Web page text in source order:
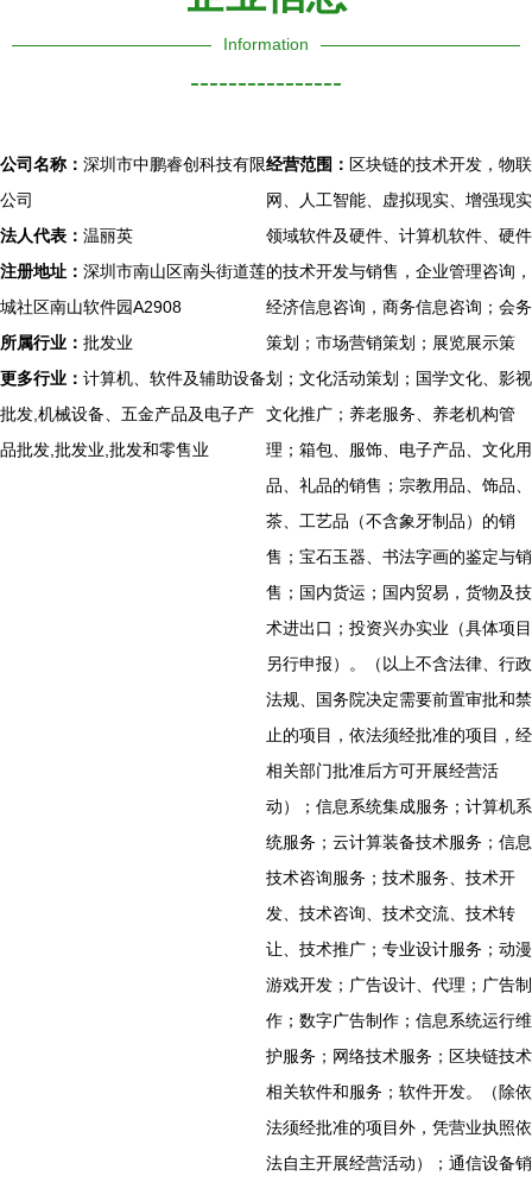
Information
----------------
公司名称： 深圳市中鹏睿创科技有限
公司
法人代表： 温丽英
注册地址： 深圳市南山区南头街道莲
城社区南山软件园A2908
所属行业： 批发业
更多行业： 计算机、软件及辅助设备
批发,机械设备、五金产品及电子产
品批发,批发业,批发和零售业
经营范围： 区块链的技术开发，物联
网、人工智能、虚拟现实、增强现实
领域软件及硬件、计算机软件、硬件
的技术开发与销售，企业管理咨询，
经济信息咨询，商务信息咨询；会务
策划；市场营销策划；展览展示策
划；文化活动策划；国学文化、影视
文化推广；养老服务、养老机构管
理；箱包、服饰、电子产品、文化用
品、礼品的销售；宗教用品、饰品、
茶、工艺品（不含象牙制品）的销
售；宝石玉器、书法字画的鉴定与销
售；国内货运；国内贸易，货物及技
术进出口；投资兴办实业（具体项目
另行申报）。（以上不含法律、行政
法规、国务院决定需要前置审批和禁
止的项目，依法须经批准的项目，经
相关部门批准后方可开展经营活
动）；信息系统集成服务；计算机系
统服务；云计算装备技术服务；信息
技术咨询服务；技术服务、技术开
发、技术咨询、技术交流、技术转
让、技术推广；专业设计服务；动漫
游戏开发；广告设计、代理；广告制
作；数字广告制作；信息系统运行维
护服务；网络技术服务；区块链技术
相关软件和服务；软件开发。（除依
法须经批准的项目外，凭营业执照依
法自主开展经营活动）；通信设备销